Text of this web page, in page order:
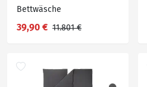
Bettwäsche
39,90 € 11.801 €